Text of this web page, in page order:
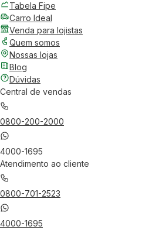
Tabela Fipe
Carro Ideal
Venda para lojistas
Quem somos
Nossas lojas
Blog
Dúvidas
Central de vendas
0800-200-2000
4000-1695
Atendimento ao cliente
0800-701-2523
4000-1695